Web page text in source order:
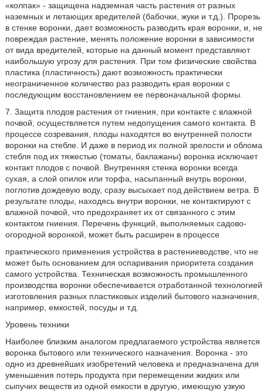
«колпак» - защищена надземная часть растения от разных
наземных и летающих вредителей (бабочки, жуки и т.д.). Прорезь
в стенке воронки, дает возможность разводить края воронки, и, не
повреждая растение, менять положение воронки в зависимости
от вида вредителей, которые на данный момент представляют
наибольшую угрозу для растения. При том физические свойства
пластика (пластичность) дают возможность практически
неограниченное количество раз разводить края воронки с
последующим восстановлением ее первоначальной формы.
7. 3ащита плодов растения от гниения, при контакте с влажной
почвой, осуществляется путем недопущения самого контакта. В
процессе созревания, плоды находятся во внутренней полости
воронки на стебле. И даже в период их полной зрелости и облома
стебля под их тяжестью (томаты, баклажаны) воронка исключает
контакт плодов с почвой. Внутренняя стенка воронки всегда
сухая, а слой опилок или торфа, насыпанный внутрь воронки,
поглотив дождевую воду, сразу высыхает под действием ветра. В
результате плоды, находясь внутри воронки, не контактируют с
влажной почвой, что предохраняет их от связанного с этим
контактом гниения. Перечень функций, выполняемых садово-
огородной воронкой, может быть расширен в процессе
практического применения устройства в растениеводстве, что не
может быть основанием для оспаривания приоритета создания
самого устройства. Техническая возможность промышленного
производства воронки обеспечивается отработанной технологией
изготовления разных пластиковых изделий бытового назначения,
например, емкостей, посуды и т.д.
Уровень техники
Наиболее близким аналогом предлагаемого устройства является
воронка бытового или технического назначения. Воронка - это
одно из древнейших изобретений человека и предназначена для
уменьшения потерь продукта при перемещении жидких или
сыпучих веществ из одной емкости в другую, имеющую узкую